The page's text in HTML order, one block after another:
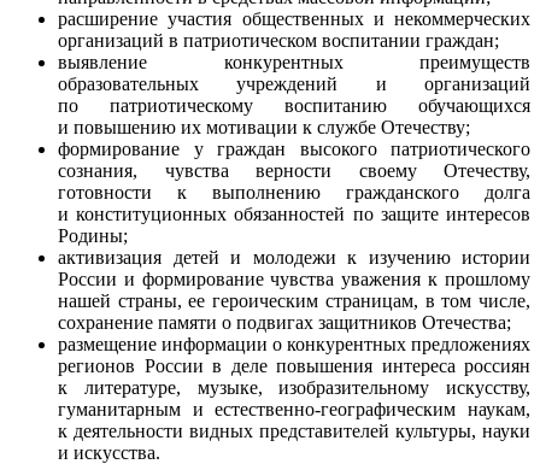
расширение участия общественных и некоммерческих
организаций в патриотическом воспитании граждан;
выявление конкурентных преимуществ
образовательных учреждений и организаций
по патриотическому воспитанию обучающихся
и повышению их мотивации к службе Отечеству;
формирование у граждан высокого патриотического
сознания, чувства верности своему Отечеству,
готовности к выполнению гражданского долга
и конституционных обязанностей по защите интересов
Родины;
активизация детей и молодежи к изучению истории
России и формирование чувства уважения к прошлому
нашей страны, ее героическим страницам, в том числе,
сохранение памяти о подвигах защитников Отечества;
размещение информации о конкурентных предложениях
регионов России в деле повышения интереса россиян
к литературе, музыке, изобразительному искусству,
гуманитарным и естественно-географическим наукам,
к деятельности видных представителей культуры, науки
и искусства.